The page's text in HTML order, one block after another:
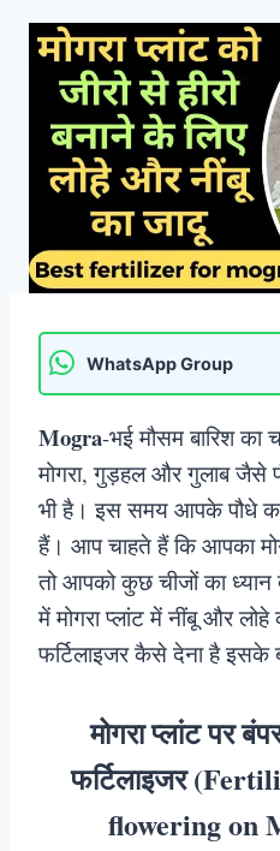
WhatsApp Group
Mogra-भई मौसम बारिश का
मोगरा, गुड़हल और गुलाब जैसे
भी है। इस समय आपके पौधे
हैं। आप चाहते हैं कि आपका
तो आपको कुछ चीजों का
में मोगरा प्लांट में नींबू और
फर्टिलाइजर कैसे देना है इसके
मोगरा प्लांट पर
फर्टिलाइजर
flowering on